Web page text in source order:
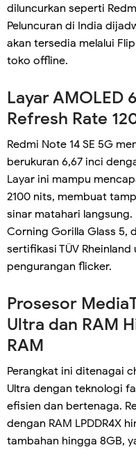
diluncurkan seperti
Peluncuran di India
akan tersedia melalui
toko offline.
Layar AMOLED
Refresh Rate
Redmi Note 14 SE 5G
berukuran 6,67 inci
Layar ini mampu
2100 nits, membuat
sinar matahari
Corning Gorilla Glass 5,
sertifikasi TÜV
pengurangan flicker.
Prosesor
Ultra dan RAM
RAM
Perangkat ini ditenagai
Ultra dengan teknologi
efisien dan bertenaga.
dengan RAM LPDDR4X
tambahan hingga 8GB,